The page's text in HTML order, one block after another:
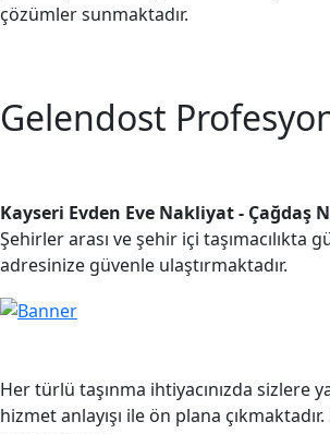
çözümler sunmaktadır.
Gelendost
Kayseri Evden Eve Nakliyat - Çağdaş
Şehirler arası ve şehir içi taşımacılıkta
adresinize güvenle ulaştırmaktadır.
Her türlü taşınma ihtiyacınızda sizlere
hizmet anlayışı ile ön plana